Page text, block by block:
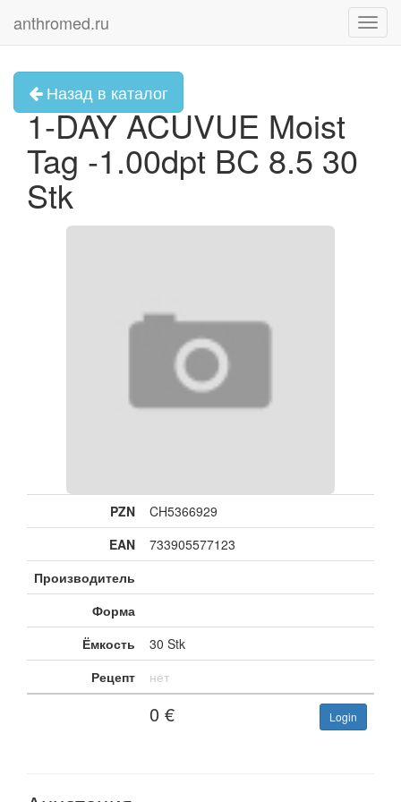
anthromed.ru
Назад в каталог
1-DAY ACUVUE Moist
Tag -1.00dpt BC 8.5 30
Stk
PZN
CH5366929
EAN
733905577123
Производитель
Форма
Ёмкость
30 Stk
Рецепт
нет
0 € Login